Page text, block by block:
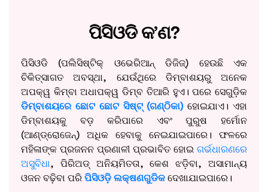
ପିସିଓଡି କ’ଣ?
ପିସିଓଡି (ପଲିସିଷ୍ଟିକ୍ ଓଭେରିଆନ୍ ଡିଜିଜ୍) ହେଉଛି ଏକ
ଚିକିତ୍ସାଗତ ଅବସ୍ଥା, ଯେଉଁଥିରେ ଡିମ୍ବାଶୟରୁ ଅନେକ
ଅପକ୍ୱ କିମ୍ବା ଅଧାପକ୍ୱ ଡିମ୍ବ ତିଆରି ହୁଏ। ପରେ ସେଗୁଡ଼ିକ
ଡିମ୍ବାଶୟରେ ଛୋଟ ଛୋଟ ସିଷ୍ଟ୍‌ (ଗଣ୍ଠିକା)ହୋଇଯାଏ। ଏହା
ଡିମ୍ବାଶୟକୁ ବଡ଼ କରିପାରେ ଏବଂ ପୁରୁଷ ହର୍ମୋନ
(ଆଣ୍ଡ୍ରୋଜେନ୍) ଅଧିକ ହେବାକୁ ନେଇଯାଇପାରେ। ଫଳରେ
ମହିଳାଙ୍କ ପ୍ରଜନନ ପ୍ରଣାଳୀ ପ୍ରଭାବିତ ହୋଇ ଗର୍ଭଧାରଣରେ
ଅସୁବିଧା, ପିରିଅଡ୍ ଅନିୟମିତତା, କେଶ ଝଡ଼ିବା, ଅସାମାନ୍ୟ
ଓଜନ ବଢ଼ିବା ପରି ପିସିଓଡ଼ି ଲକ୍ଷଣଗୁଡିକ ଦେଖାଯାଇପାରେ।